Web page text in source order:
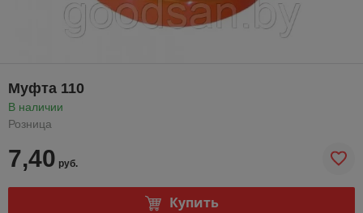
Муфта 110
В наличии
Розница
7,40 руб.
Купить